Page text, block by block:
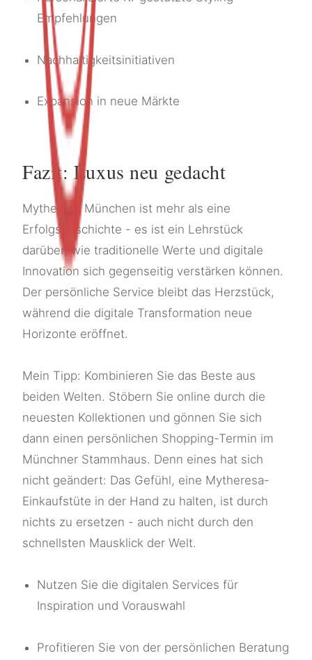
Empfehlungen
Nachhaltigkeitsinitiativen
Expansion in neue Märkte
Fazit: Luxus neu gedacht
Mytheresa München ist mehr als eine
Erfolgsgeschichte - es ist ein Lehrstück
darüber, wie traditionelle Werte und digitale
Innovation sich gegenseitig verstärken können.
Der persönliche Service bleibt das Herzstück,
während die digitale Transformation neue
Horizonte eröffnet.
Mein Tipp: Kombinieren Sie das Beste aus
beiden Welten. Stöbern Sie online durch die
neuesten Kollektionen und gönnen Sie sich
dann einen persönlichen Shopping-Termin im
Münchner Stammhaus. Denn eines hat sich
nicht geändert: Das Gefühl, eine Mytheresa-
Einkaufstüte in der Hand zu halten, ist durch
nichts zu ersetzen - auch nicht durch den
schnellsten Mausklick der Welt.
Nutzen Sie die digitalen Services für
Inspiration und Vorauswahl
Profitieren Sie von der persönlichen Beratung